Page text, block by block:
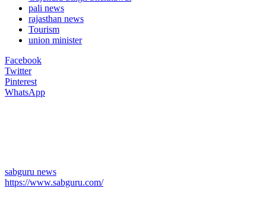
pali news
rajasthan news
Tourism
union minister
Facebook
Twitter
Pinterest
WhatsApp
sabguru news
https://www.sabguru.com/